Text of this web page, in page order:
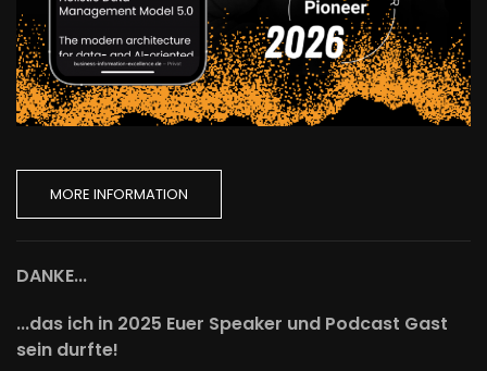
MORE INFORMATION
DANKE...
...das ich in 2025 Euer Speaker und Podcast Gast
sein durfte!